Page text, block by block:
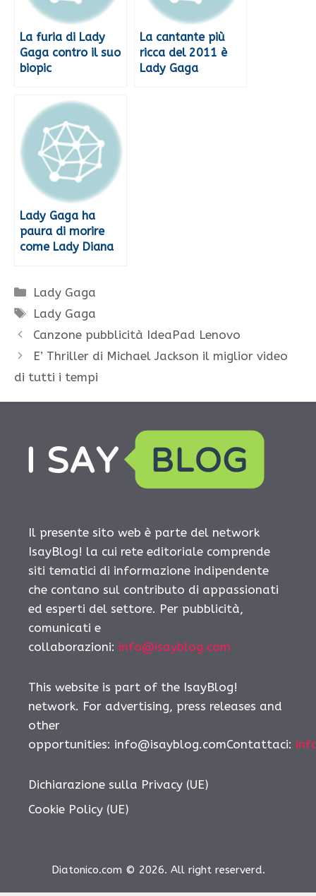
La furia di Lady
Gaga contro il suo
biopic
La cantante più
ricca del 2011 è
Lady Gaga
Lady Gaga ha
paura di morire
come Lady Diana
Categorie
Lady Gaga
Tag
Lady Gaga
Canzone pubblicità IdeaPad Lenovo
E’ Thriller di Michael Jackson il miglior video
di tutti i tempi
Il presente sito web è parte del network
IsayBlog! la cui rete editoriale comprende
siti tematici di informazione indipendente
che contano sul contributo di appassionati
ed esperti del settore. Per pubblicità,
comunicati e
collaborazioni: info@isayblog.com
This website is part of the IsayBlog!
network. For advertising, press releases and
other
opportunities: info@isayblog.comContattaci:
Dichiarazione sulla Privacy (UE)
Cookie Policy (UE)
Diatonico.com © 2026. All right reserverd.